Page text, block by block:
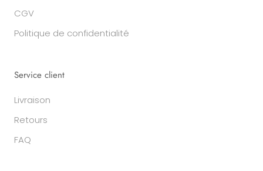
CGV
Politique de confidentialité
Service client
Livraison
Retours
FAQ